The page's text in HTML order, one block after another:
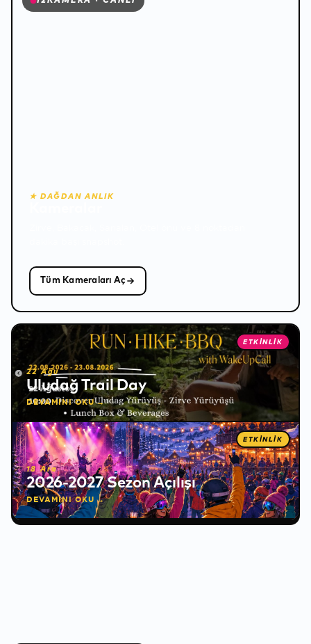
❅
❅
★ DAĞDAN ANLIK
Tüm Kameraları Aç
ETKİNLİK
22 Ağu
Uludağ Trail Day
DEVAMINI OKU →
ETKİNLİK
18 Ara
2026-2027 Sezon Açılışı
DEVAMINI OKU →